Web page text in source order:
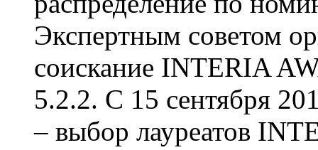
Экспертным советом
соискание INTERIA
5.2.2. С 15 сентября
– выбор лауреатов